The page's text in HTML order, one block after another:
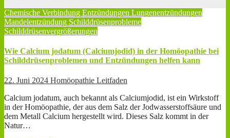
Chemische Verbindung Entzündungen Lungenentzündungen
Mandelentzündung Schilddrüsenprobleme
Schilddrüsenvergrößerungen
Wie Calcium jodatum (Calciumjodid) in der Homöopathie bei
Schilddrüsenproblemen und Entzündungen helfen kann
22. Juni 2024 Homöopathie Leitfaden
Calcium jodatum, auch bekannt als Calciumjodid, ist ein Wirkstoff
in der Homöopathie, der aus dem Salz der Jodwasserstoffsäure und
dem Metall Calcium hergestellt wird. Dieses Salz kommt in der
Natur…